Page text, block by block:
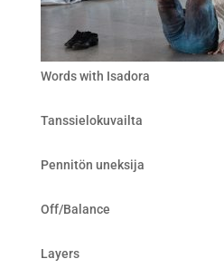
Words with Isadora
Tanssielokuvailta
Pennitön uneksija
Off/Balance
Layers